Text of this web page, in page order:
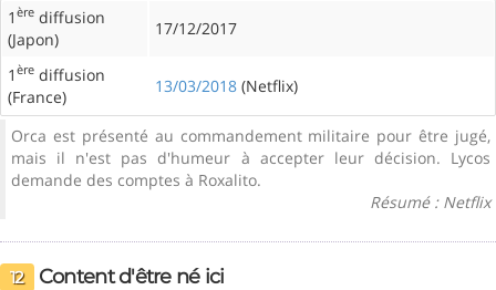
1 ère diffusion
(Japon)
17/12/2017
1 ère diffusion
(France)
13/03/2018 (Netflix)
Orca est présenté au commandement militaire pour être jugé,
mais il n'est pas d'humeur à accepter leur décision. Lycos
demande des comptes à Roxalito.
Résumé : Netflix
12 Content d'être né ici